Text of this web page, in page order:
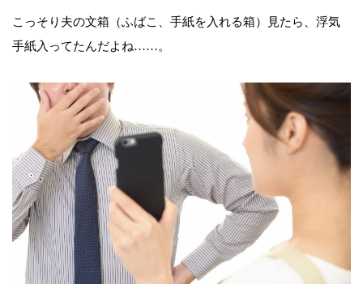
こっそり夫の文箱（ふばこ、手紙を入れる箱）見たら、浮気
手紙入ってたんだよね……。